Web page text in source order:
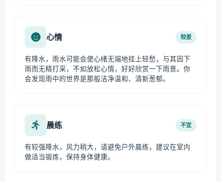
心情 较差
有降水，雨水可能会使心绪无端地挂上轻愁，与其因下
雨而无精打采，不如放松心情，好好欣赏一下雨景。你
会发现雨中的世界是那般洁净温和、清新葱郁。
晨练 不宜
有较强降水，风力稍大，请避免户外晨练，建议在室内
做适当锻炼，保持身体健康。